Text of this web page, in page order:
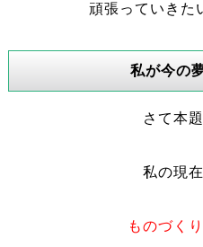
頑張っていきた
私が今の
さて本
私の現
ものづく